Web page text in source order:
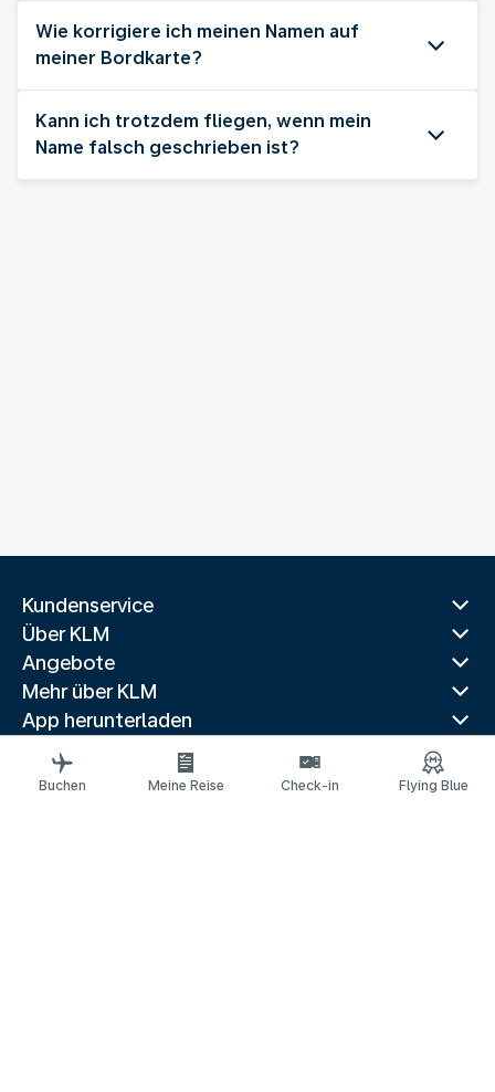
Wie korrigiere ich meinen Namen auf
meiner Bordkarte?
Kann ich trotzdem fliegen, wenn mein
Name falsch geschrieben ist?
Kundenservice
Über KLM
Angebote
Mehr über KLM
App herunterladen
Verwandte Websites
Reiseführer
Buchen Meine Reise Check-in Flying Blue